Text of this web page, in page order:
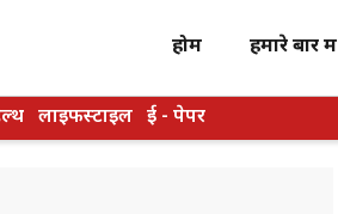
होम हमारे बारें में
लाइफस्टाइल ई - पेपर